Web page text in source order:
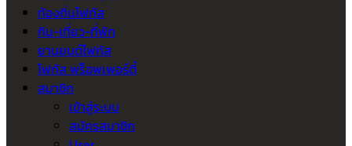
ท้องถิ่นโฟกัส
กิน-เที่ยว-ที่พัก
ยานยนต์โฟกัส
โฟกัส พร็อพเพอร์ตี้
สมาชิก
เข้าสู่ระบบ
สมัครสมาชิก